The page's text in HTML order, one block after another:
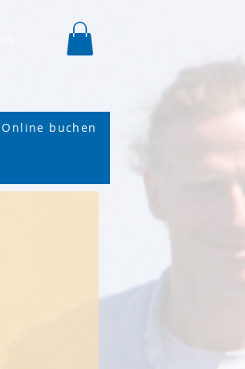
Online buchen